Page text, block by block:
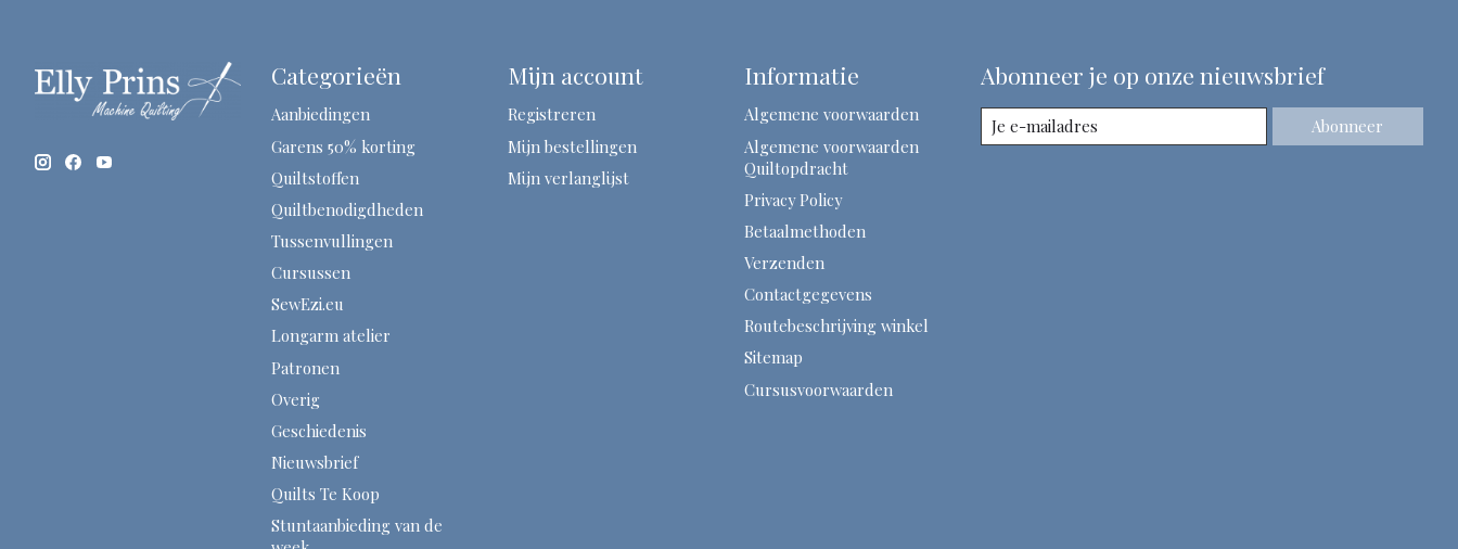
Categorieën
Aanbiedingen
Garens 50% korting
Quiltstoffen
Quiltbenodigdheden
Tussenvullingen
Cursussen
SewEzi.eu
Longarm atelier
Patronen
Overig
Geschiedenis
Nieuwsbrief
Quilts Te Koop
Stuntaanbieding van de
Mijn account
Registreren
Mijn bestellingen
Mijn verlanglijst
Informatie
Algemene voorwaarden
Algemene voorwaarden
Quiltopdracht
Privacy Policy
Betaalmethoden
Verzenden
Contactgegevens
Routebeschrijving winkel
Sitemap
Cursusvoorwaarden
Abonneer je op onze nieuwsbrief
Abonneer